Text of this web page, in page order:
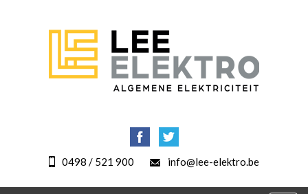
0498 / 521 900 info@lee-elektro.be